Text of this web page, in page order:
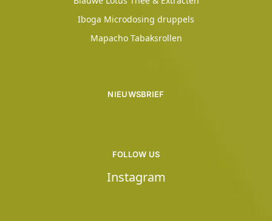
Iboga Microdosing druppels
Mapacho Tabaksrollen
NIEUWSBRIEF
FOLLOW US
Instagram